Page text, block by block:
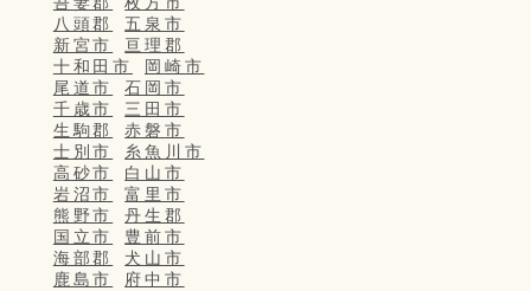
八頭郡
五泉市
新宮市
亘理郡
十和田市
岡崎市
尾道市
石岡市
千歳市
三田市
生駒郡
赤磐市
士別市
糸魚川市
高砂市
白山市
岩沼市
富里市
熊野市
丹生郡
国立市
豊前市
海部郡
犬山市
鹿島市
府中市